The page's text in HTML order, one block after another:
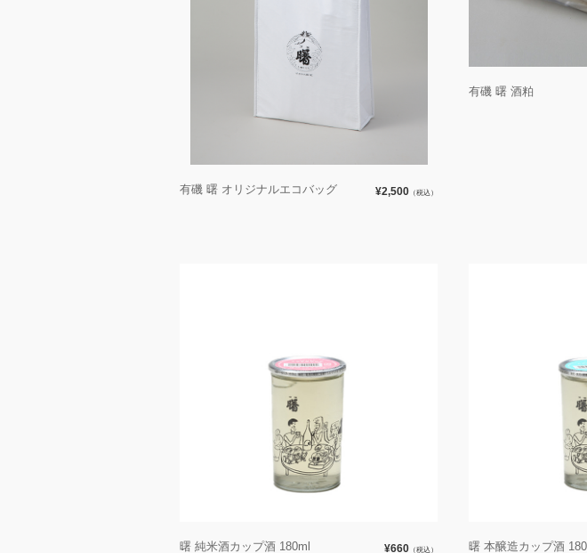
有磯 曙 オリジナルエコバッグ ¥2,500 （税込）
有磯 曙 酒粕
曙 純米酒カップ酒 180ml ¥660 （税込） 曙 本醸造カップ酒